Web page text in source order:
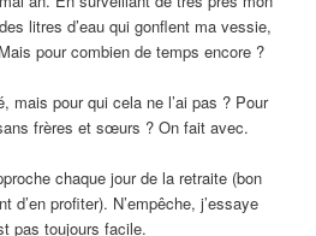
litres d’eau qui gonflent ma vessie,
pour combien de temps encore ?
mais pour qui cela ne l’ai pas ? Pour
frères et sœurs ? On fait avec.
chaque jour de la retraite (bon
d’en profiter). N’empêche, j’essaye
pas toujours facile.